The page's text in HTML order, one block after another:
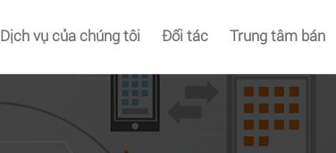
Dịch vụ của chúng tôi Đối tác Trung tâm bán